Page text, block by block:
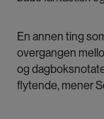
En annen ting
overgangen
og
flytende, mener